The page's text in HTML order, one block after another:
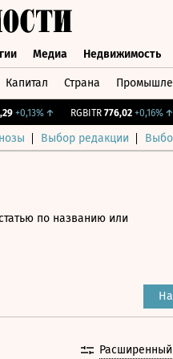
Медиа Недвижимость
Капитал Страна
+0,13% ↑ RGBITR 776,02 +0,16% ↑
Выбор редакции
по названию или